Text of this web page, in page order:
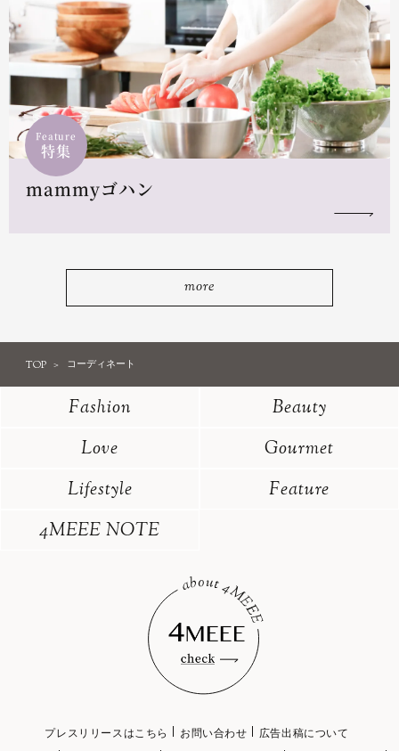
Feature
特集
mammyゴハン
more
TOP コーディネート
Fashion
Beauty
Love
Gourmet
Lifestyle
Feature
4MEEE NOTE
プレスリリースはこちら お問い合わせ
広告出稿について